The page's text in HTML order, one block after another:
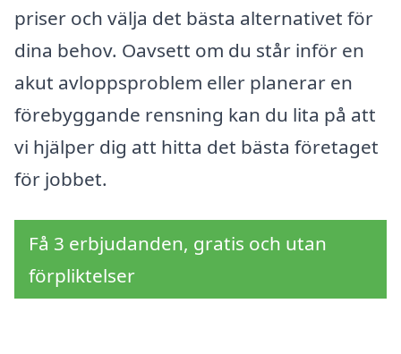
priser och välja det bästa alternativet för
dina behov. Oavsett om du står inför en
akut avloppsproblem eller planerar en
förebyggande rensning kan du lita på att
vi hjälper dig att hitta det bästa företaget
för jobbet.
Få 3 erbjudanden, gratis och utan
förpliktelser